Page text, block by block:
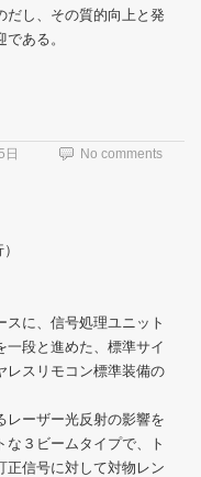
だし、その質的向上と発
ある。
日 No comments
に、信号処理ユニット
一段と進めた、標準サイ
レスリモコン標準装備の
ーザー光反射の影響を
３ビームタイプで、ト
正信号に対して対物レン